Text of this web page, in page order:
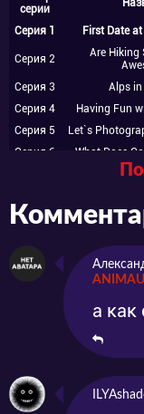
серии
Серия 1
First Date
Серия 2
Are Hiking
Серия 3 Alps in
Серия 4
Having Fun
Серия 5
Let`s
Серия 6
What Does
She Who
Серия 8 Two
10
Season of
It`s
а как